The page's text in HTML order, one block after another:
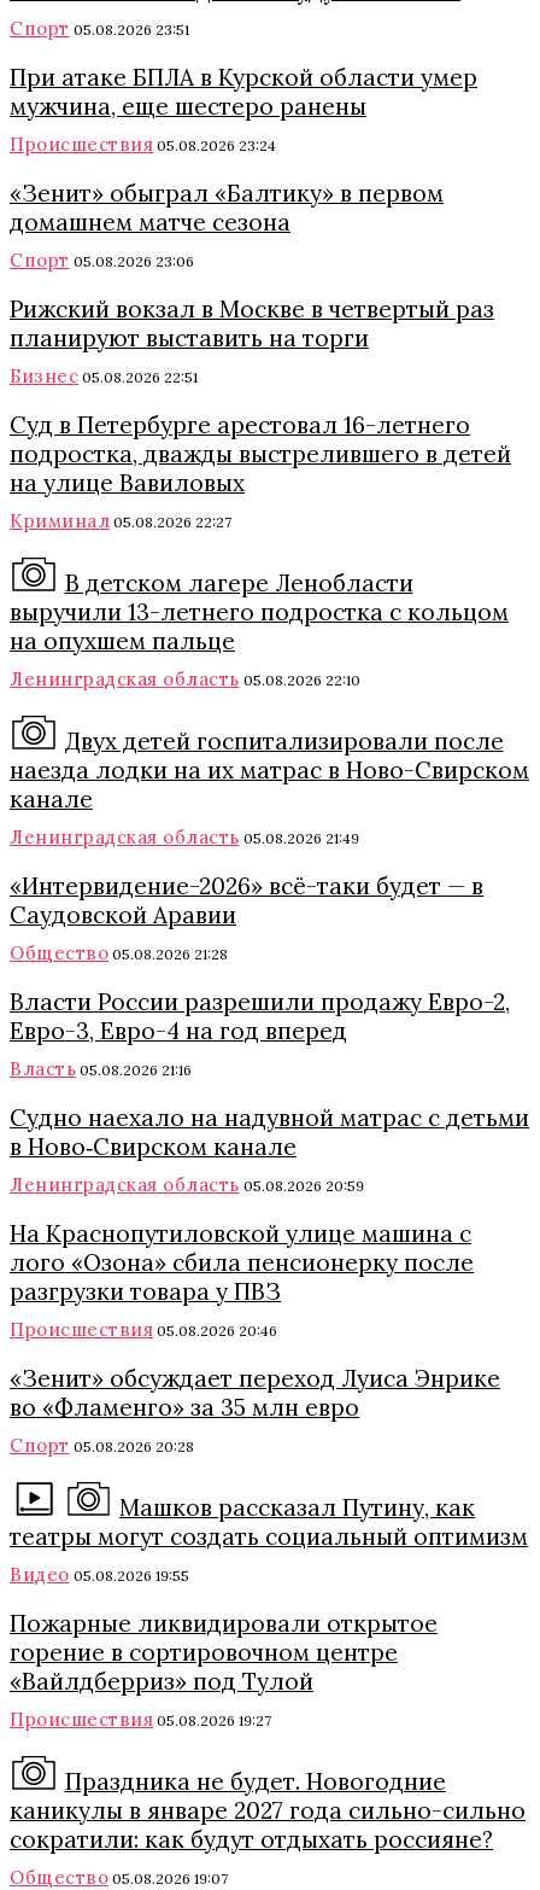
Спорт 05.08.2026 23:51
При атаке БПЛА в Курской области умер
мужчина, еще шестеро ранены
Происшествия 05.08.2026 23:24
«Зенит» обыграл «Балтику» в первом
домашнем матче сезона
Спорт 05.08.2026 23:06
Рижский вокзал в Москве в четвертый раз
планируют выставить на торги
Бизнес 05.08.2026 22:51
Суд в Петербурге арестовал 16-летнего
подростка, дважды выстрелившего в детей
на улице Вавиловых
Криминал 05.08.2026 22:27
В детском лагере Ленобласти
выручили 13-летнего подростка с кольцом
на опухшем пальце
Ленинградская область 05.08.2026 22:10
Двух детей госпитализировали после
наезда лодки на их матрас в Ново-Свирском
канале
Ленинградская область 05.08.2026 21:49
«Интервидение-2026» всё-таки будет — в
Саудовской Аравии
Общество 05.08.2026 21:28
Власти России разрешили продажу Евро-2,
Евро-3, Евро-4 на год вперед
Власть 05.08.2026 21:16
Судно наехало на надувной матрас с детьми
в Ново‑Свирском канале
Ленинградская область 05.08.2026 20:59
На Краснопутиловской улице машина с
лого «Озона» сбила пенсионерку после
разгрузки товара у ПВЗ
Происшествия 05.08.2026 20:46
«Зенит» обсуждает переход Луиса Энрике
во «Фламенго» за 35 млн евро
Спорт 05.08.2026 20:28
Машков рассказал Путину, как
театры могут создать социальный оптимизм
Видео 05.08.2026 19:55
Пожарные ликвидировали открытое
горение в сортировочном центре
«Вайлдберриз» под Тулой
Происшествия 05.08.2026 19:27
Праздника не будет. Новогодние
каникулы в январе 2027 года сильно-сильно
сократили: как будут отдыхать россияне?
Общество 05.08.2026 19:07